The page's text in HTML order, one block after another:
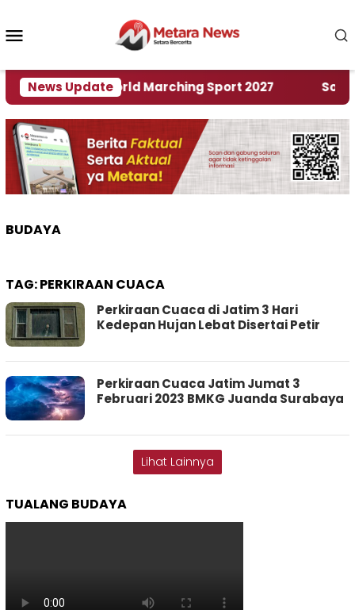
konten
News Update
Rumah World Marching Sport 2027 ‎Soal
BUDAYA
TAG:PERKIRAAN CUACA
Perkiraan Cuaca di Jatim 3 Hari
Kedepan Hujan Lebat Disertai Petir
Perkiraan Cuaca Jatim Jumat 3
Februari 2023 BMKG Juanda Surabaya
Lihat Lainnya
TUALANG BUDAYA